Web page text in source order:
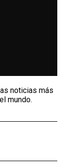
noticias más
mundo.